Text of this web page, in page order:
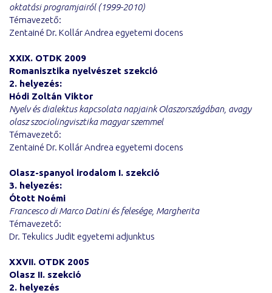
oktatási programjairól (1999-2010)
Témavezető:
Zentainé Dr. Kollár Andrea egyetemi docens
XXIX. OTDK 2009
Romanisztika nyelvészet szekció
2. helyezés:
Hódi Zoltán Viktor
Nyelv és dialektus kapcsolata napjaink Olaszországában, avagy
olasz szociolingvisztika magyar szemmel
Témavezető:
Zentainé Dr. Kollár Andrea egyetemi docens
Olasz-spanyol irodalom I. szekció
3. helyezés:
Ótott Noémi
Francesco di Marco Datini és felesége, Margherita
Témavezető:
Dr. Tekulics Judit egyetemi adjunktus
XXVII. OTDK 2005
Olasz II. szekció
2. helyezés